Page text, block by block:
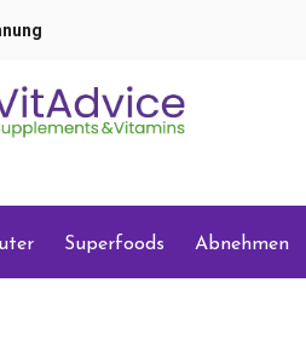
Superfoods Abnehmen